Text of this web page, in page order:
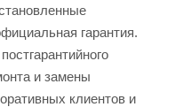
гарантия.
и замены
клиентов и